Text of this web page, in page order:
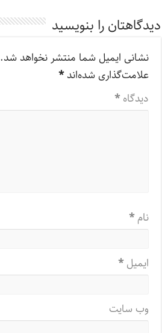
دیدگاهتان را بنویسید
نشانی ایمیل شما منتشر نخواهد شد.
علامت‌گذاری شده‌اند*
دیدگاه*
نام*
ایمیل*
وب‌ سایت